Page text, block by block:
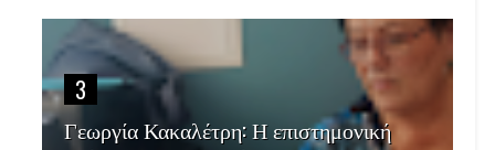
3
Γεωργία Κακαλέτρη: Η επιστημονική